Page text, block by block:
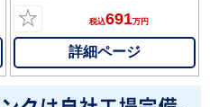
☆ 税込691万円
詳細ページ